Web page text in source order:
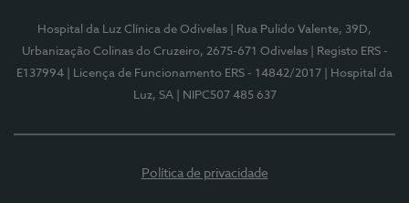
Hospital da Luz Clínica de Odivelas
| Rua Pulido Valente, 39D,
Urbanização Colinas do Cruzeiro, 2675-671 Odivelas
| Registo ERS -
E137994
| Licença de Funcionamento ERS - 14842/2017
| Hospital da
Luz, SA
| NIPC507 485 637
Política de privacidade